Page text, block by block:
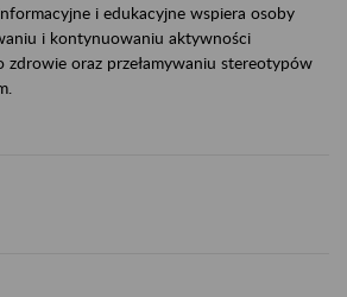
i edukacyjne wspiera osoby
i kontynuowaniu aktywności
zdrowie oraz przełamywaniu stereotypów